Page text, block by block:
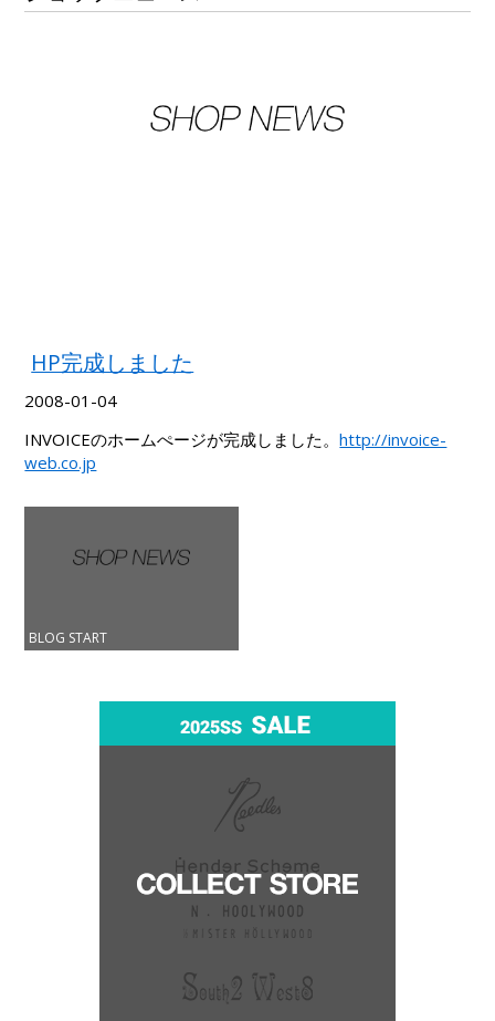
HP完成しました
2008-01-04
INVOICEのホームぺージが完成しました。http://invoice-
web.co.jp
BLOG START